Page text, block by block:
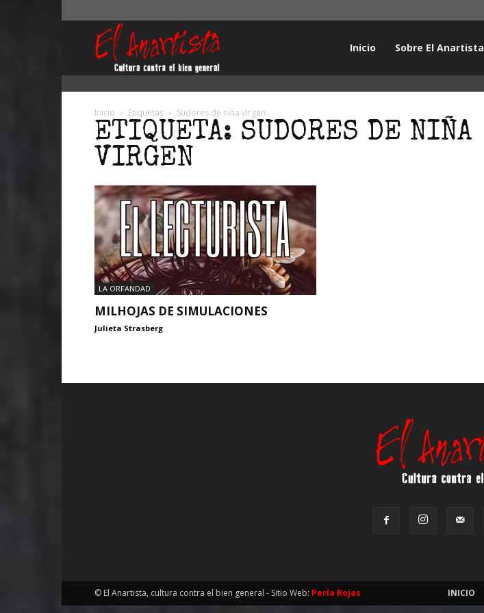
Inicio Sobre El Anartista
Inicio Etiquetas Sudores de niña virgen
ETIQUETA: SUDORES DE NIÑA
VIRGEN
LA ORFANDAD
MILHOJAS DE SIMULACIONES
Julieta Strasberg
INICIO
© El Anartista, cultura contra el bien general - Sitio Web: Perla Rojas